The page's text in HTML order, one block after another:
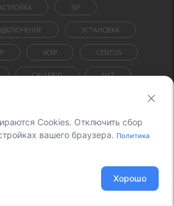
SIP
УСТАНОВКА
VOIP CENTOS
CALLERID NAT
CALL-ФАЙЛ CHANNEL
CISCO СОФТФОН
Cookies. Отключить сбор
вашего браузера. Политика
Хорошо